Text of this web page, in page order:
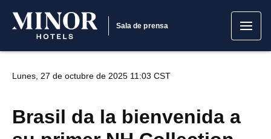
Sala de prensa
Lunes, 27 de octubre de 2025 11:03 CST
Brasil da la bienvenida a